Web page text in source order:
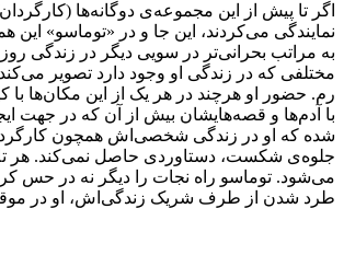
اگر تا پیش از این مجموعه‌ی دوگانه‌ها
نمایندگی می‌کردند، این جا و در «توماسو»
به مراتب بحرانی‌تر در سویی دیگر در زندگی
مختلفی که در زندگی او وجود دارد تصویر
رم. حضور او هرچند در هر یک از این مکان‌ها
با آدم‌ها و قصه‌هایشان بیش از آن که در جهت
شده که او در زندگی شخصی‌اش همچون
جلوه‌ی شکست، دستاوردی حاصل نمی‌کند. هر
می‌شود. توماسو راه نجات را دیگر نه در حس
طرد شدن از طرف شریک زندگی‌اش، او در